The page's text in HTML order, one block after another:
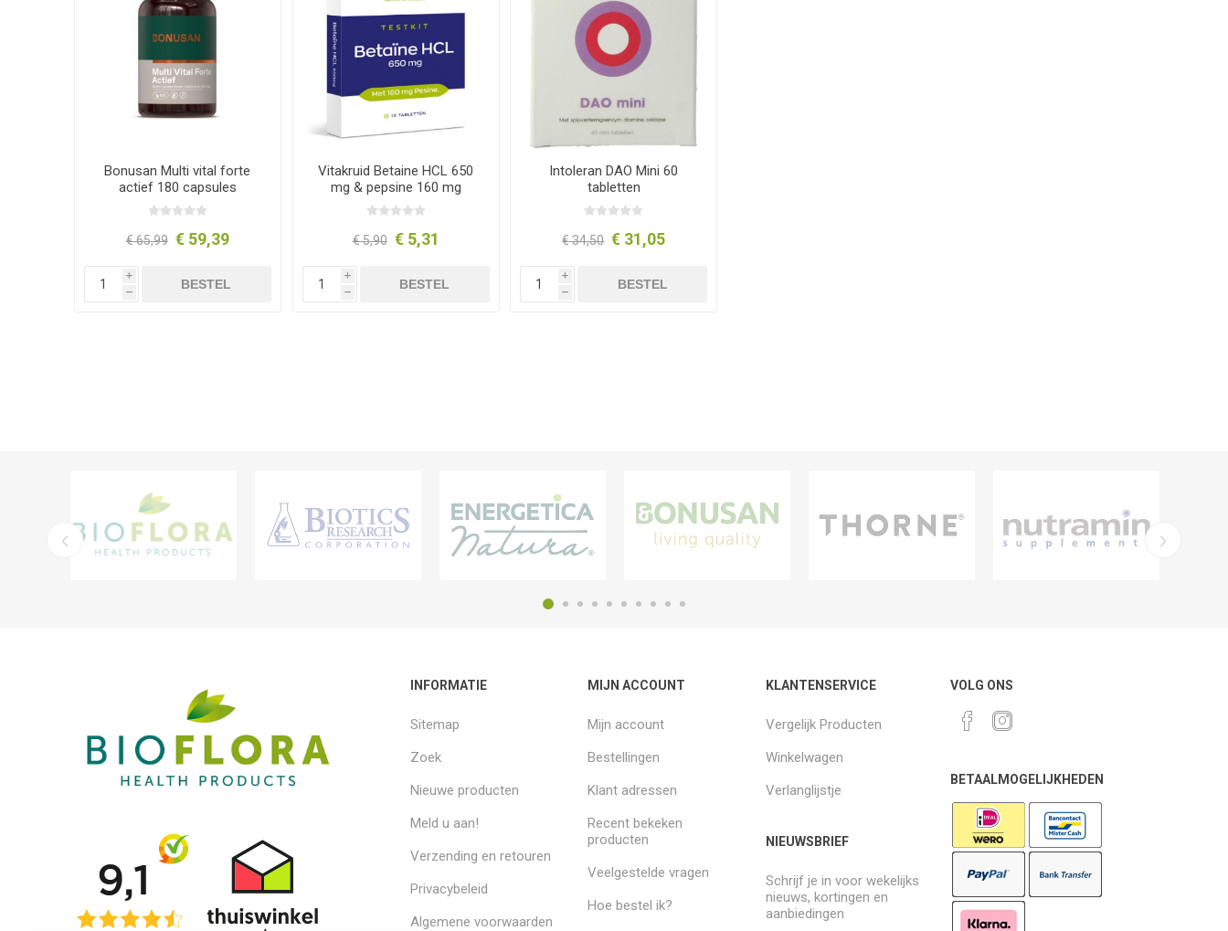
Bonusan Multi vital forte
actief 180 capsules
€ 65,99 € 59,39
i
h
BESTEL
Vitakruid Betaine HCL 650
mg & pepsine 160 mg
testkit 10 tabletten
€ 5,90 € 5,31
i
h
BESTEL
Intoleran DAO Mini 60
tabletten
€ 34,50 € 31,05
i
h
BESTEL
INFORMATIE
Sitemap
Zoek
Nieuwe producten
Meld u aan!
Verzending en retouren
Privacybeleid
Algemene voorwaarden
MIJN ACCOUNT
Mijn account
Bestellingen
Klant adressen
Recent bekeken
producten
Veelgestelde vragen
Hoe bestel ik?
KLANTENSERVICE
Vergelijk Producten
Winkelwagen
Verlanglijstje
NIEUWSBRIEF
Schrijf je in voor wekelijks
nieuws, kortingen en
aanbiedingen
VOLG ONS
BETAALMOGELIJKHEDEN